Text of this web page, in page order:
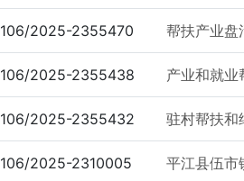
106/2025-2355470 帮扶产业盘
106/2025-2355438 产业和就业
106/2025-2355432 驻村帮扶和
106/2025-2310005 平江县伍市